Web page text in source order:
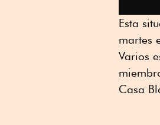
Esta
martes
Varios
Casa